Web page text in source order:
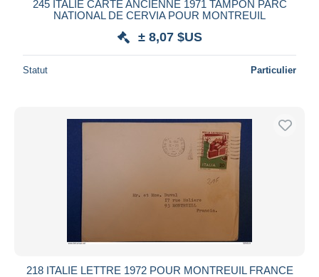
245 ITALIE CARTE ANCIENNE 1971 TAMPON PARC
NATIONAL DE CERVIA POUR MONTREUIL
± 8,07 $US
Statut Particulier
218 ITALIE LETTRE 1972 POUR MONTREUIL FRANCE